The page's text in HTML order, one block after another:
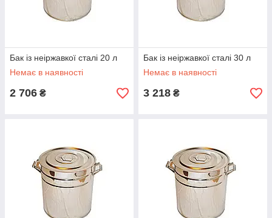
Бак із неіржавкої сталі 20 л
Немає в наявності
2 706 ₴
Бак із неіржавкої сталі 30 л
Немає в наявності
3 218 ₴